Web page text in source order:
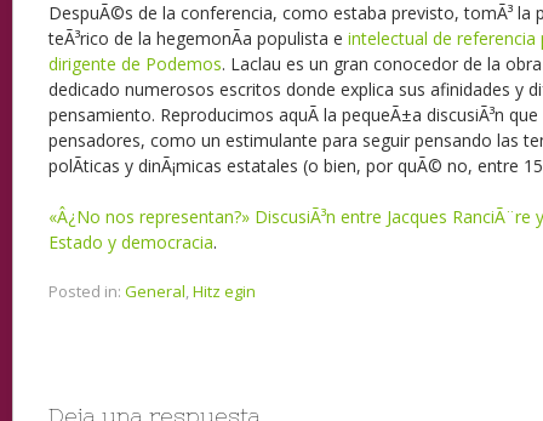
DespuÃ©s de la conferencia, como estaba previsto, tomÃ³ la
teÃ³rico de la hegemonÃ­a populista e intelectual de
dirigente de Podemos. Laclau es un gran conocedor de la
dedicado numerosos escritos donde explica sus afinidades y
pensamiento. Reproducimos aquÃ­ la pequeÃ±a discusiÃ³n
pensadores, como un estimulante para seguir pensando las
polÃ­ticas y dinÃ¡micas estatales (o bien, por quÃ© no, entre
«Â¿No nos representan?» DiscusiÃ³n entre Jacques
Estado y democracia.
Posted in: General,Hitz egin
Deja una respuesta